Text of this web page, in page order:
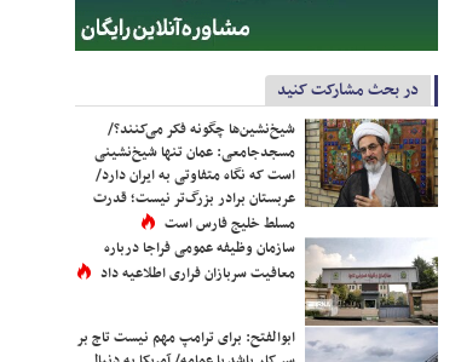
در بحث مشارکت کنید
شیخ‌نشین‌ها چگونه فکر می‌کنند؟/
مسجدجامعی: عمان تنها شیخ‌نشینی
است که نگاه متفاوتی به ایران دارد/
عربستان برادر بزرگ‌تر نیست؛ قدرت
مسلط خلیج فارس است
سازمان وظیفه عمومی فراجا درباره
معافیت سربازان فراری اطلاعیه داد
ابوالفتح: برای ترامپ مهم نیست تاج بر